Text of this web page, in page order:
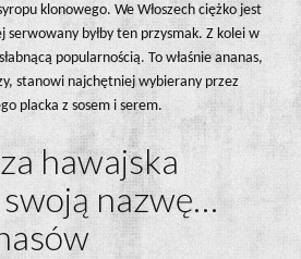
klonowego. We Włoszech ciężko jest
byłby ten przysmak. Z kolei w
popularnością. To właśnie ananas,
stanowi najchętniej wybierany przez
placka z sosem i serem.
hawajska
nazwę…